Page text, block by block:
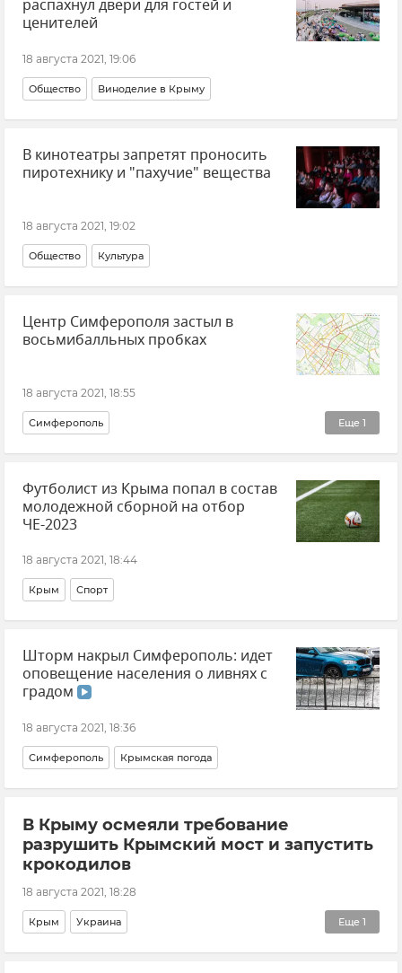
распахнул двери для гостей и
ценителей
18 августа 2021, 19:06
Общество Виноделие в Крыму
В кинотеатры запретят проносить
пиротехнику и "пахучие" вещества
18 августа 2021, 19:02
Общество Культура
Центр Симферополя застыл в
восьмибалльных пробках
18 августа 2021, 18:55
Еще 1
Симферополь
Ситуация на дорогах Крыма и хроника ДТП
Футболист из Крыма попал в состав
молодежной сборной на отбор
ЧЕ-2023
18 августа 2021, 18:44
Крым Спорт
Шторм накрыл Симферополь: идет
оповещение населения о ливнях с
градом
18 августа 2021, 18:36
Симферополь Крымская погода
В Крыму осмеяли требование
разрушить Крымский мост и запустить
крокодилов
18 августа 2021, 18:28
Еще 1
Крым Украина
Общественно-политическая ситуация на Украине